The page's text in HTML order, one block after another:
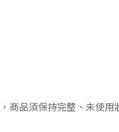
品須保持完整、未使